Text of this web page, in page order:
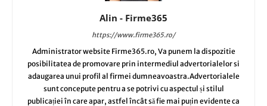
Alin - Firme365
https://www.firme365.ro/
Administrator website Firme365.ro, Va punem la dispozitie
posibilitatea de promovare prin intermediul advertorialelor si
adaugarea unui profil al firmei dumneavoastra.Advertorialele
sunt concepute pentru a se potrivi cu aspectul și stilul
publicației în care apar, astfel încât să fie mai puțin evidente ca